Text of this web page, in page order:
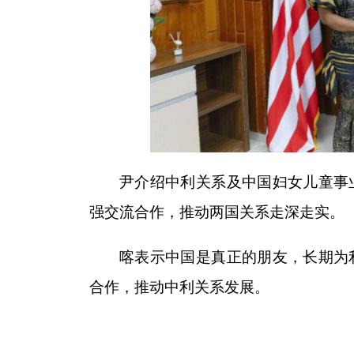
尹介绍中利关系及中国妇女儿童
强交流合作，推动两国关系走深走实。
喀表示中国是真正的朋友，长期
合作，推动中利关系发展。